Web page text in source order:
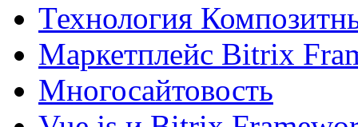
Технология
Маркетплейс Bitrix
Многосайтовость